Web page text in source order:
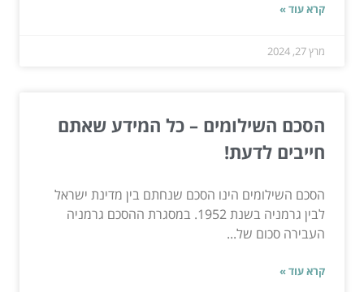
קרא עוד »
מרץ 27, 2024
הסכם השילומים – כל המידע שאתם
חייבים לדעת!
הסכם השילומים הינו הסכם שנחתם בין מדינת ישראל
לבין גרמניה בשנת 1952. במסגרת ההסכם גרמניה
העבירה סכום של...
קרא עוד »